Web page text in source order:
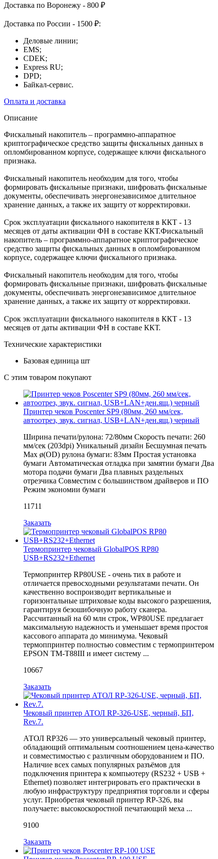
Доставка по Воронежу - 800 ₽
Доставка по России - 1500 ₽:
Деловые линии;
EMS;
CDEK;
Express RU;
DPD;
Байкал-сервис.
Оплата и доставка
Описание
Фискальный накопитель – программно-аппаратное
криптографическое средство защиты фискальных данных в
опломбированном корпусе, содержащее ключи фискального
признака.
Фискальный накопитель необходим для того, чтобы
формировать фискальные признаки, шифровать фискальные
документы, обеспечивать энергонезависимое длительное
хранение данных, а также их защиту от корректировки.
Срок эксплуатации фискального накопителя в ККТ - 13
месяцев от даты активации ФН в составе ККТ.Фискальный
накопитель – программно-аппаратное криптографическое
средство защиты фискальных данных в опломбированном
корпусе, содержащее ключи фискального признака.
Фискальный накопитель необходим для того, чтобы
формировать фискальные признаки, шифровать фискальные
документы, обеспечивать энергонезависимое длительное
хранение данных, а также их защиту от корректировки.
Срок эксплуатации фискального накопителя в ККТ - 13
месяцев от даты активации ФН в составе ККТ.
Технические характеристики
Базовая единица шт
С этим товаром покупают
Принтер чеков Poscenter SP9 (80мм, 260 мм/сек,
автоотрез, звук. сигнал, USB+LAN+ден.ящ.) черный
Ширина печати/рулона: 72/80мм Скорость печати: 260
мм/сек (203dpi) Уникальный дизайн Бесшумная печать
Мах ø(OD) рулона бумаги: 83мм Простая установка
бумаги Автоматическая отладка при замятии бумаги Два
мотора подачи бумаги Два плавных раздельных
отрезчика Совместим с большинством драйверов и ПО
Режим экономии бумаги
11711
Заказать
Термопринтер чековый GlobalPOS RP80
USB+RS232+Ethernet
Термопринтер RP80USE - очень тих в работе и
отличается превосходными результатами печати. Он
качественно воспроизводит вертикальные и
горизонтальные штриховые коды высокого разрешения,
гарантируя безошибочную работу сканера.
Рассчитанный на 60 млн строк, WP80USE предлагает
максимальную надежность и уменьшает время простоя
кассового аппарата до минимума. Чековый
термоппринтер полностью совместим с термопринтером
EPSON TM-T88III и имеет систему ...
10667
Заказать
Чековый принтер АТОЛ RP-326-USE, черный, БП,
Rev.7.
АТОЛ RP326 — это универсальный чековый принтер,
обладающий оптимальным соотношением цена-качество
и совместимостью с различным оборудованием и ПО.
Наличие всех самых популярных разъёмов для
подключения принтера к компьютеру (RS232 + USB +
Ethernet) позволяет интегрировать его практически в
любую инфраструктуру предприятия торговли и сферы
услуг. Приобретая чековый принтер RP-326, вы
получаете: высокоскоростной печатающий меха ...
9100
Заказать